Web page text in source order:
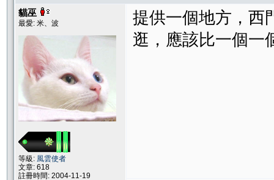
貓巫
最愛: 米、波
等級: 風雲使者
文章: 618
註冊時間: 2004-11-19
提供一個地方，西
逛，應該比一個一